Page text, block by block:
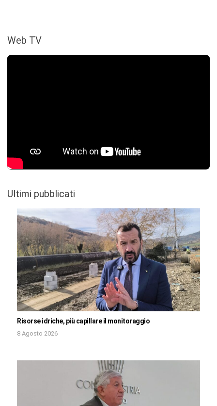
Web TV
Ultimi pubblicati
Risorse idriche, più capillare il monitoraggio
8 Agosto 2026